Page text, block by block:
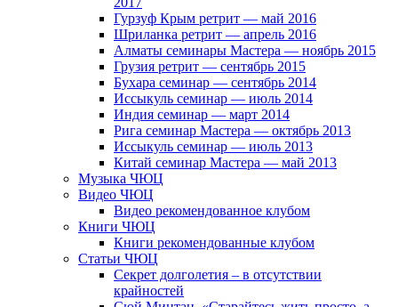
Гурзуф Крым ретрит — май 2016
Шриланка ретрит — апрель 2016
Алматы семинары Мастера — ноябрь 2015
Грузия ретрит — сентябрь 2015
Бухара семинар — сентябрь 2014
Иссыкуль семинар — июль 2014
Индия семинар — март 2014
Рига семинар Мастера — октябрь 2013
Иссыкуль семинар — июль 2013
Китай семинар Мастера — май 2013
Музыка ЧЮЦ
Видео ЧЮЦ
Видео рекомендованное клубом
Книги ЧЮЦ
Книги рекомендованные клубом
Статьи ЧЮЦ
Секрет долголетия – в отсутствии
крайностей